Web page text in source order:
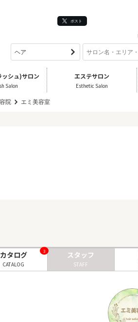
ポスト
ッシュ)サロン
Salon
エステサロン
Esthetic Salon
院 エミ美容室
カタログ
CATALOG
3 スタッフ
STAFF